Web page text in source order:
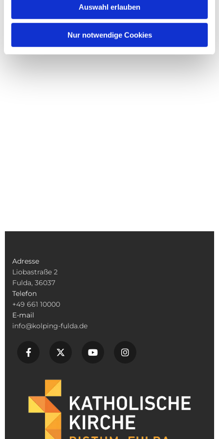
Auswahl erlauben
Nur notwendige Cookies
Adresse
Liobastraße 2
Fulda, 36037
Telefon
+49 661 10000
E-mail
info@kolping-fulda.de